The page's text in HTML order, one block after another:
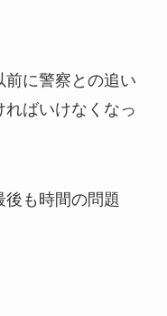
前に警察との追い
ばいけなくなっ
も時間の問題